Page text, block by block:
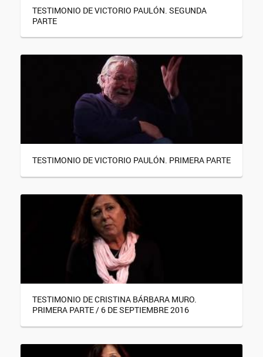
TESTIMONIO DE VICTORIO PAULÓN. SEGUNDA
PARTE
TESTIMONIO DE VICTORIO PAULÓN. PRIMERA PARTE
TESTIMONIO DE CRISTINA BÁRBARA MURO.
PRIMERA PARTE / 6 DE SEPTIEMBRE 2016